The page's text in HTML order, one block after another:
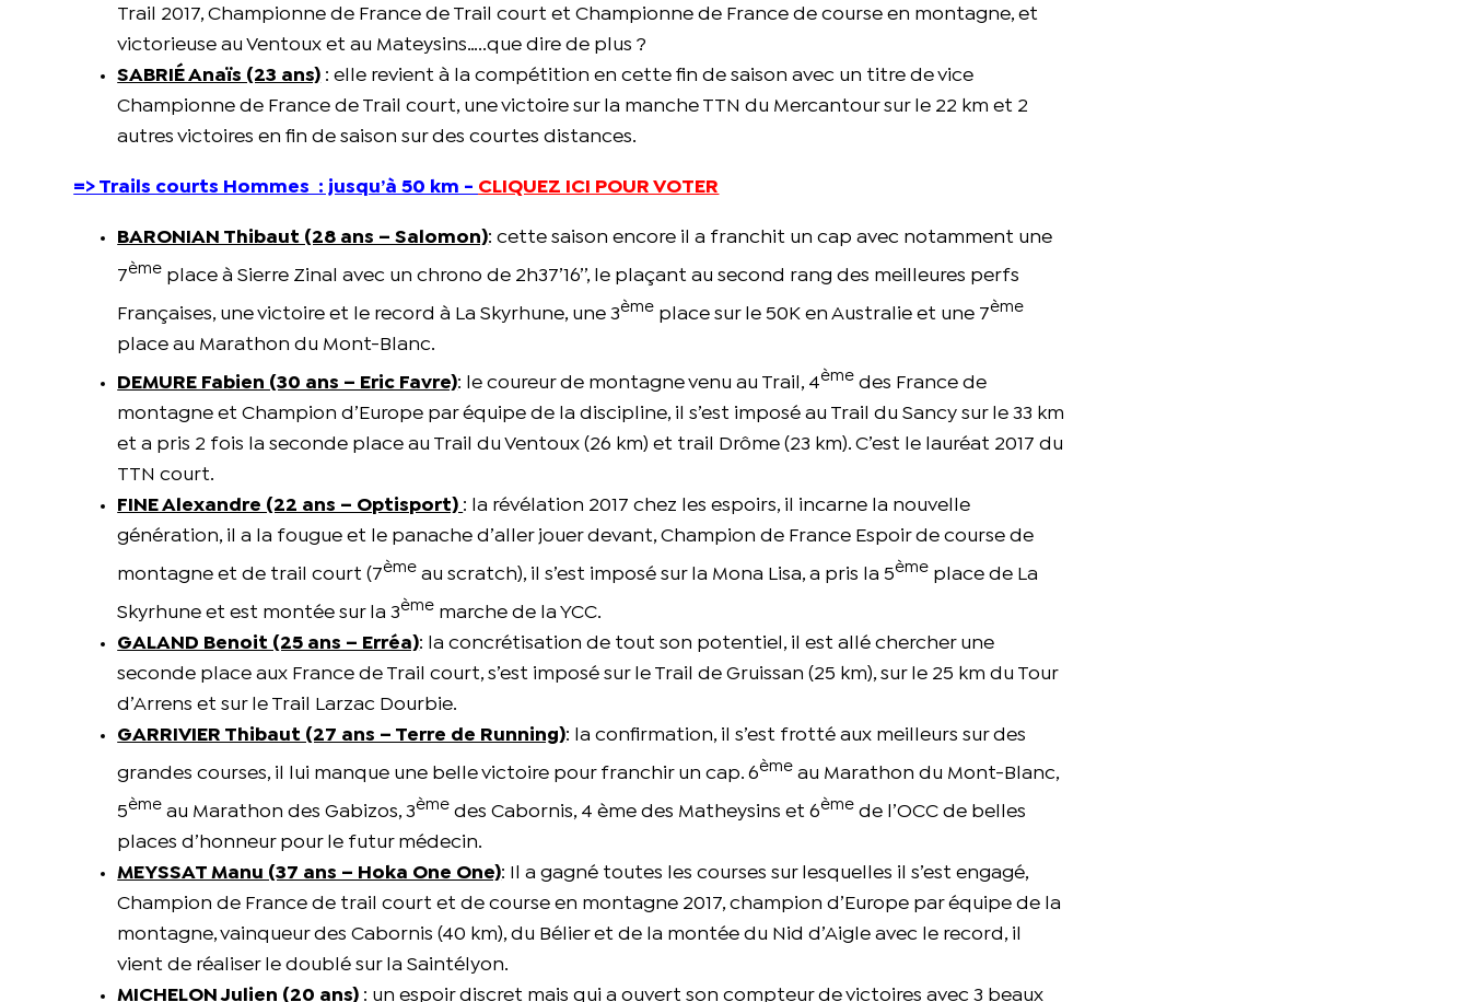
Trail 2017, Championne de France de Trail court et Championne de France de course en montagne, et
victorieuse au Ventoux et au Mateysins…..que dire de plus ?
SABRIÉ Anaïs (23 ans) : elle revient à la compétition en cette fin de saison avec un titre de vice
Championne de France de Trail court, une victoire sur la manche TTN du Mercantour sur le 22 km et 2
autres victoires en fin de saison sur des courtes distances.
=> Trails courts Hommes : jusqu’à 50 km - CLIQUEZ ICI POUR VOTER
BARONIAN Thibaut (28 ans – Salomon): cette saison encore il a franchit un cap avec notamment une
7ème place à Sierre Zinal avec un chrono de 2h37’16’’, le plaçant au second rang des meilleures perfs
Françaises, une victoire et le record à La Skyrhune, une 3ème place sur le 50K en Australie et une 7ème
place au Marathon du Mont-Blanc.
DEMURE Fabien (30 ans – Eric Favre): le coureur de montagne venu au Trail, 4ème des France de
montagne et Champion d’Europe par équipe de la discipline, il s’est imposé au Trail du Sancy sur le 33 km
et a pris 2 fois la seconde place au Trail du Ventoux (26 km) et trail Drôme (23 km). C’est le lauréat 2017 du
TTN court.
FINE Alexandre (22 ans – Optisport) : la révélation 2017 chez les espoirs, il incarne la nouvelle
génération, il a la fougue et le panache d’aller jouer devant, Champion de France Espoir de course de
montagne et de trail court (7ème au scratch), il s’est imposé sur la Mona Lisa, a pris la 5ème place de La
Skyrhune et est montée sur la 3ème marche de la YCC.
GALAND Benoit (25 ans – Erréa): la concrétisation de tout son potentiel, il est allé chercher une
seconde place aux France de Trail court, s’est imposé sur le Trail de Gruissan (25 km), sur le 25 km du Tour
d’Arrens et sur le Trail Larzac Dourbie.
GARRIVIER Thibaut (27 ans – Terre de Running): la confirmation, il s’est frotté aux meilleurs sur des
grandes courses, il lui manque une belle victoire pour franchir un cap. 6ème au Marathon du Mont-Blanc,
5ème au Marathon des Gabizos, 3ème des Cabornis, 4 ème des Matheysins et 6ème de l’OCC de belles
places d’honneur pour le futur médecin.
MEYSSAT Manu (37 ans – Hoka One One): Il a gagné toutes les courses sur lesquelles il s’est engagé,
Champion de France de trail court et de course en montagne 2017, champion d’Europe par équipe de la
montagne, vainqueur des Cabornis (40 km), du Bélier et de la montée du Nid d’Aigle avec le record, il
vient de réaliser le doublé sur la Saintélyon.
MICHELON Julien (20 ans) : un espoir discret mais qui a ouvert son compteur de victoires avec 3 beaux